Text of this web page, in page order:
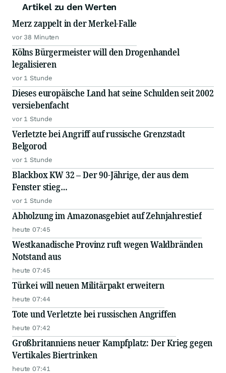
Artikel zu den Werten
Merz zappelt in der Merkel-Falle
vor 38 Minuten
Kölns Bürgermeister will den Drogenhandel
legalisieren
vor 1 Stunde
Dieses europäische Land hat seine Schulden seit 2002
versiebenfacht
vor 1 Stunde
Verletzte bei Angriff auf russische Grenzstadt
Belgorod
vor 1 Stunde
Blackbox KW 32 – Der 90-Jährige, der aus dem
Fenster stieg…
vor 1 Stunde
Abholzung im Amazonasgebiet auf Zehnjahrestief
heute 07:45
Westkanadische Provinz ruft wegen Waldbränden
Notstand aus
heute 07:45
Türkei will neuen Militärpakt erweitern
heute 07:44
Tote und Verletzte bei russischen Angriffen
heute 07:42
Großbritanniens neuer Kampfplatz: Der Krieg gegen
Vertikales Biertrinken
heute 07:41